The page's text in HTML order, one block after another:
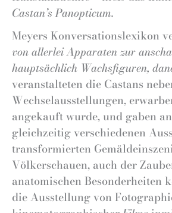
Castan’s Panopticum.
Meyers Konversationslexikon
von allerlei Apparaten zur
hauptsächlich Wachsfiguren,
veranstalteten die Castans
Wechselausstellungen,
angekauft wurde, und gaben
gleichzeitig verschiedenen
transformierten
Völkerschauen, auch der
anatomischen
die Ausstellung von